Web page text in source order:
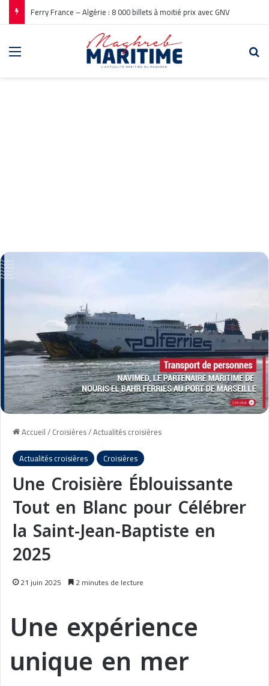
Ferry France – Algérie : 8 000 billets à moitié prix avec GNV
Accueil/Croisières/Actualités croisières
Actualités croisières
Croisières
Une Croisière Éblouissante
Tout en Blanc pour Célébrer
la Saint-Jean-Baptiste en
2025
21 juin 2025 2 minutes de lecture
Une expérience
unique en mer